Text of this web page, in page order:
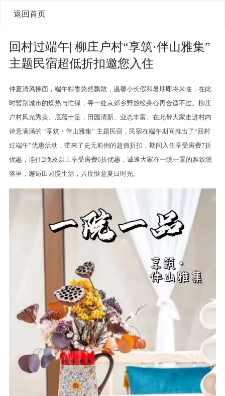
返回首页
回村过端午| 柳庄户村“享筑·伴山雅集”
主题民宿超低折扣邀您入住
仲夏清风拂面，端午粽香悠然飘散，温馨小长假和暑期即将来临，在此
时暂别城市的燥热与忙碌，寻一处京郊乡野放松身心再合适不过。柳庄
户村风光秀美、底蕴十足，田园清新、业态丰富。在此带大家走进村内
诗意满满的 “享筑・伴山雅集” 主题民宿，民宿在端午期间推出了“回村
过端午”优惠活动，带来了史无前例的超值折扣，期间入住享受房费7折
优惠，连住2晚及以上享受房费6折优惠，诚邀大家在一院一景的雅致院
落里，邂逅田园慢生活，共度惬意夏日时光。